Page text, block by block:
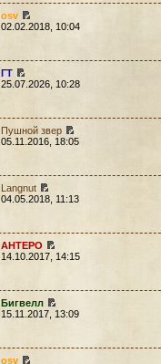
osv
02.02.2018, 10:04
ГТ
25.07.2026, 10:28
Пушной звер
05.11.2016, 18:05
Langnut
04.05.2018, 11:13
AHTEPO
14.10.2017, 14:15
Бигвелл
15.11.2017, 13:09
osv